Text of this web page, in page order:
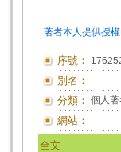
著者本人提供授權
序號：
別名：
分類： 個人
網站：
全文